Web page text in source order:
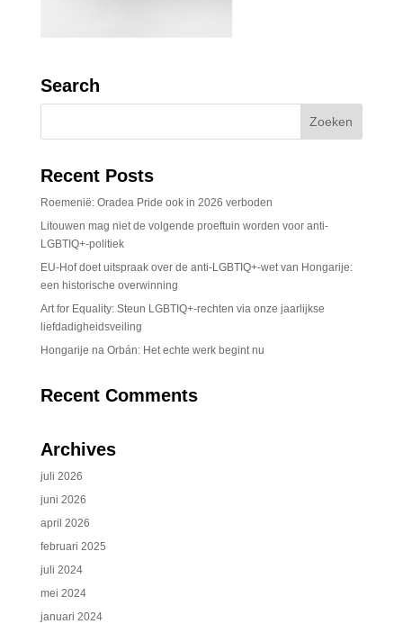
Search
Recent Posts
Roemenië: Oradea Pride ook in 2026 verboden
Litouwen mag niet de volgende proeftuin worden voor anti-
LGBTIQ+-politiek
EU-Hof doet uitspraak over de anti-LGBTIQ+-wet van Hongarije:
een historische overwinning
Art for Equality: Steun LGBTIQ+-rechten via onze jaarlijkse
liefdadigheidsveiling
Hongarije na Orbán: Het echte werk begint nu
Recent Comments
Archives
juli 2026
juni 2026
april 2026
februari 2025
juli 2024
mei 2024
januari 2024